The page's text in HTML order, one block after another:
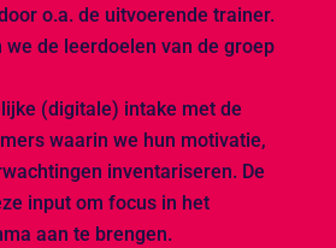
o.a. de uitvoerende trainer.
we de leerdoelen van de groep
(digitale) intake met de
waarin we hun motivatie,
inventariseren. De
input om focus in het
aan te brengen.